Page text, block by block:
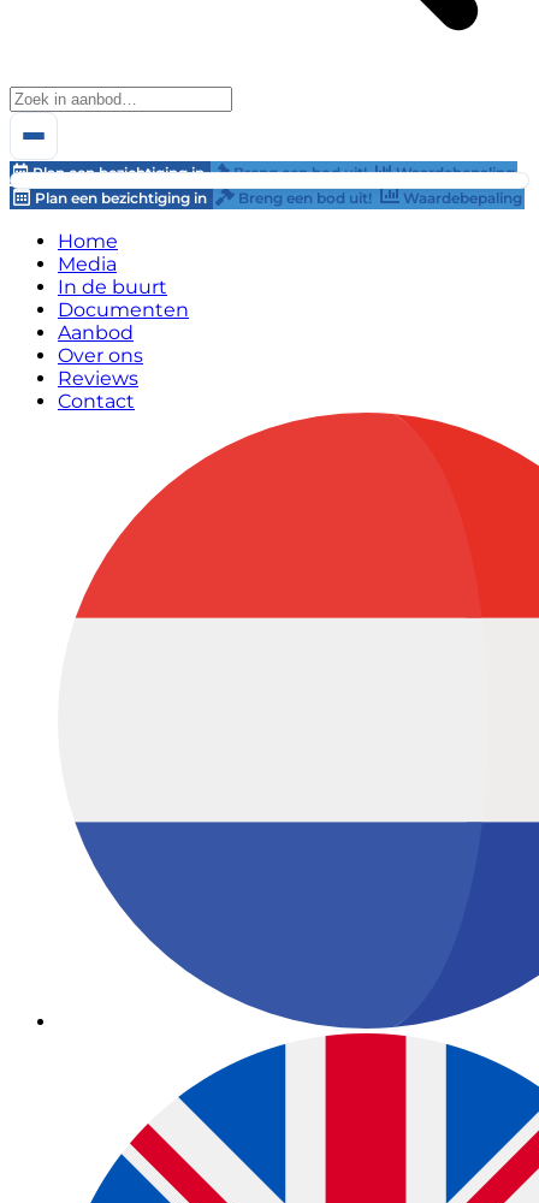
Plan een bezichtiging in Breng een bod uit!
Waardebepaling
Plan een bezichtiging in
Breng een bod uit! Waardebepaling
Home
Media
In de buurt
Documenten
Aanbod
Over ons
Reviews
Contact